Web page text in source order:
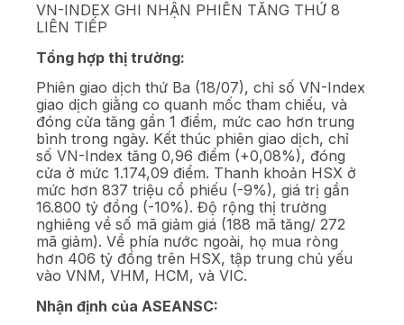
VN-INDEX GHI NHẬN PHIÊN TĂNG THỨ 8
LIÊN TIẾP
Tổng hợp thị trường:
Phiên giao dịch thứ Ba (18/07), chỉ số VN-Index
giao dịch giằng co quanh mốc tham chiếu, và
đóng cửa tăng gần 1 điểm, mức cao hơn trung
bình trong ngày. Kết thúc phiên giao dịch, chỉ
số VN-Index tăng 0,96 điểm (+0,08%), đóng
cửa ở mức 1.174,09 điểm. Thanh khoản HSX ở
mức hơn 837 triệu cổ phiếu (-9%), giá trị gần
16.800 tỷ đồng (-10%). Độ rộng thị trường
nghiêng về số mã giảm giá (188 mã tăng/ 272
mã giảm). Về phía nước ngoài, họ mua ròng
hơn 406 tỷ đồng trên HSX, tập trung chủ yếu
vào VNM, VHM, HCM, và VIC.
Nhận định của ASEANSC: